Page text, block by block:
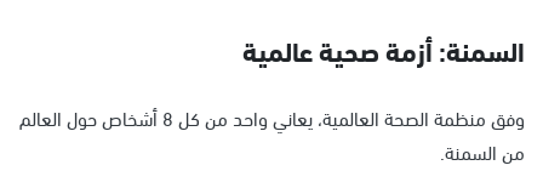
السمنة: أزمة صحية عالمية
وفق منظمة الصحة العالمية، يعاني واحد من كل 8 أشخاص حول العالم
من السمنة.